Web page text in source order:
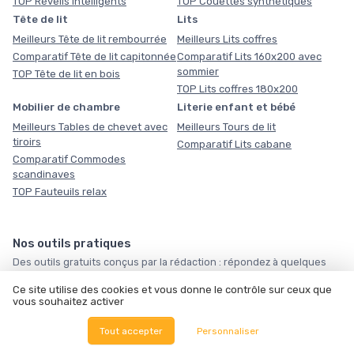
Tête de lit
Meilleurs Tête de lit rembourrée
Comparatif Tête de lit capitonnée
TOP Tête de lit en bois
Lits
Meilleurs Lits coffres
Comparatif Lits 160x200 avec
sommier
TOP Lits coffres 180x200
Mobilier de chambre
Meilleurs Tables de chevet avec
tiroirs
Comparatif Commodes
scandinaves
TOP Fauteuils relax
Literie enfant et bébé
Meilleurs Tours de lit
Comparatif Lits cabane
Nos outils pratiques
Des outils gratuits conçus par la rédaction : répondez à quelques
vraiment personnalisée, sans inscription. Servez-vous.
Quel matelas vous
🪶
Quelle taille de
Ce site utilise des cookies et vous donne le contrôle sur ceux que
vous souhaitez activer
Tout accepter Personnaliser